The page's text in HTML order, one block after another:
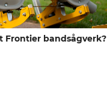
Frontier bandsågverk?